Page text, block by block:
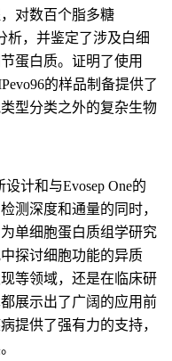
对数百个脂多糖
析，并鉴定了涉及白细
蛋白质。证明了使用
的样品制备提供了
型分类之外的复杂生物
计和与Evosep One的
测深度和通量的同时，
单细胞蛋白质组学研究
探讨细胞功能的异质
等领域，还是在临床研
展示出了广阔的应用前
提供了强有力的支持，